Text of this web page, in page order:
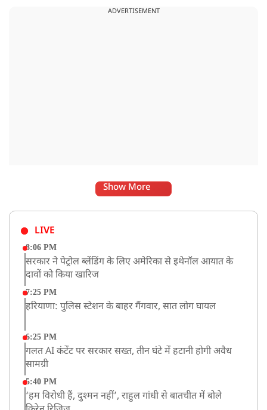
ADVERTISEMENT
Show More
LIVE
8:06 PM
सरकार ने पेट्रोल ब्लेंडिंग के लिए अमेरिका से इथेनॉल आयात के
दावों को किया खारिज
7:25 PM
हरियाणा: पुलिस स्टेशन के बाहर गैंगवार, सात लोग घायल
6:25 PM
गलत AI कंटेंट पर सरकार सख्त, तीन घंटे में हटानी होगी अवैध
सामग्री
5:40 PM
‘हम विरोधी हैं, दुश्मन नहीं’, राहुल गांधी से बातचीत में बोले